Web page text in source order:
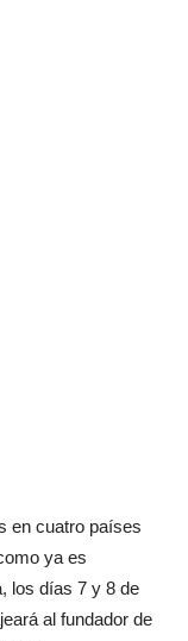
en cuatro países
ya es
los días 7 y 8 de
al fundador de